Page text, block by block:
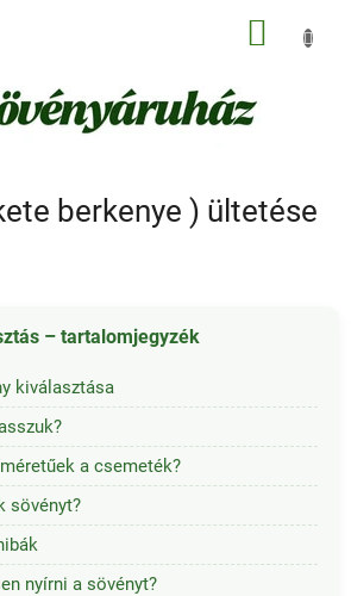
KOSÁR
berkenye ) ültetése
– tartalomjegyzék
kiválasztása
a csemeték?
sövényt?
nyírni a sövényt?